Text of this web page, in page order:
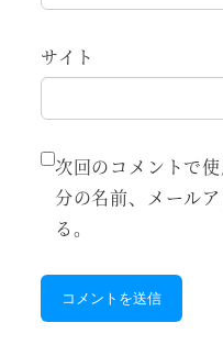
サイト
次回のコメントで
分の名前、メール
る。